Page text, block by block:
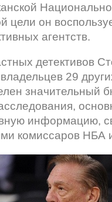
цели он
агентств.
детективов
29
значительный
информацию,
комиссаров НБА